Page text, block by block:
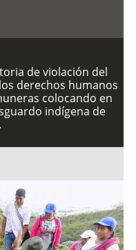
de violación del
derechos humanos
colocando en
indígena de